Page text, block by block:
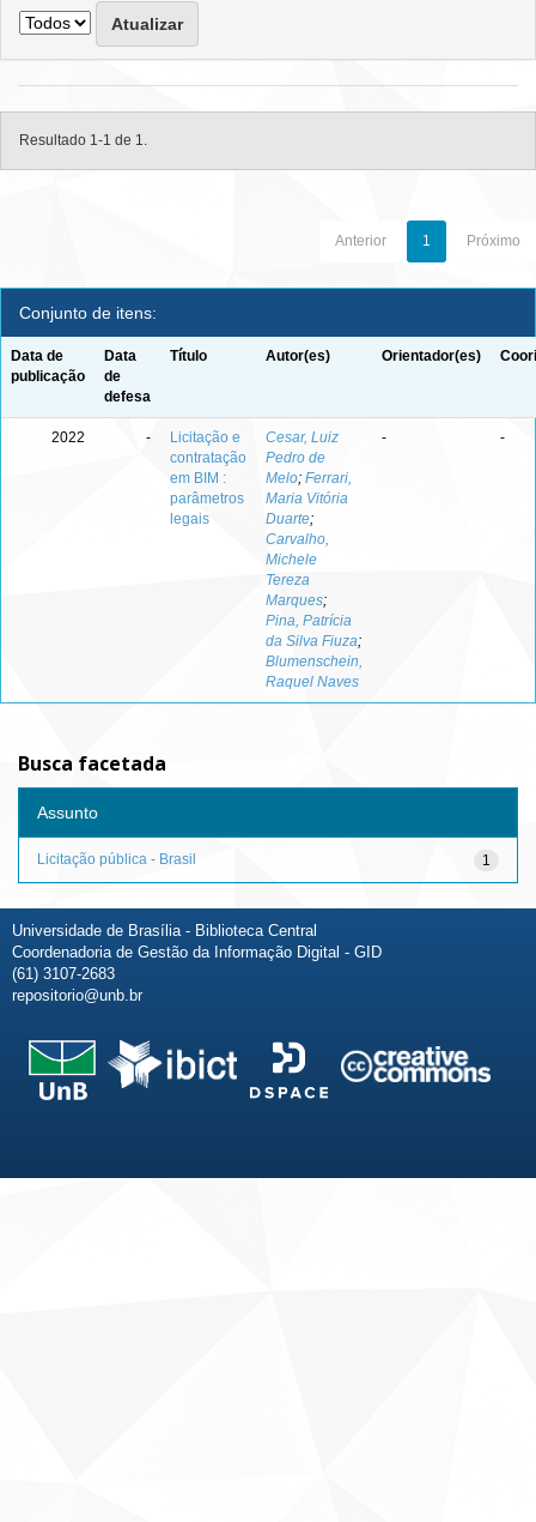
Resultado 1-1 de 1.
Anterior 1 Próximo
Conjunto de itens:
Data de
publicação
Data
de
defesa
Título Autor(es) Orientador(es)
2022 -
Licitação e
contratação
em BIM :
parâmetros
legais
Cesar, Luiz
Pedro de
Melo; Ferrari,
Maria Vitória
Duarte;
Carvalho,
Michele
Tereza
Marques;
Pina, Patrícia
da Silva Fiuza;
Blumenschein,
Raquel Naves
- -
Busca facetada
Assunto
1
Licitação pública - Brasil
Universidade de Brasília - Biblioteca Central
Coordenadoria de Gestão da Informação Digital - GID
(61) 3107-2683
repositorio@unb.br